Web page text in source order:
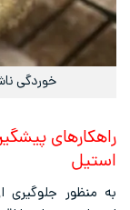
خوردگی
راهکارهای
استیل
به منظور